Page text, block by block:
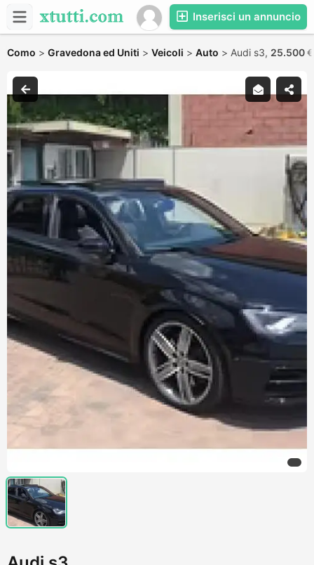
Inserisci un annuncio
Como > Gravedona ed Uniti > Veicoli > Auto > Audi s3, 25.500 €